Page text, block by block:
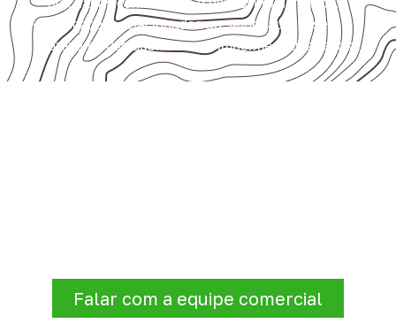
de chapas com formato e espessura definidos.
Aplicações relacionadas ao setor náutico, sem
presumir uso submerso ou impermeabilidade total.
Falar com a equipe comercial